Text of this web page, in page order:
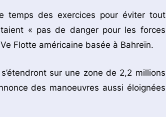
temps des exercices pour éviter tout
« pas de danger pour les forces
Flotte américaine basée à Bahreïn.
sur une zone de 2,2 millions
des manoeuvres aussi éloignées